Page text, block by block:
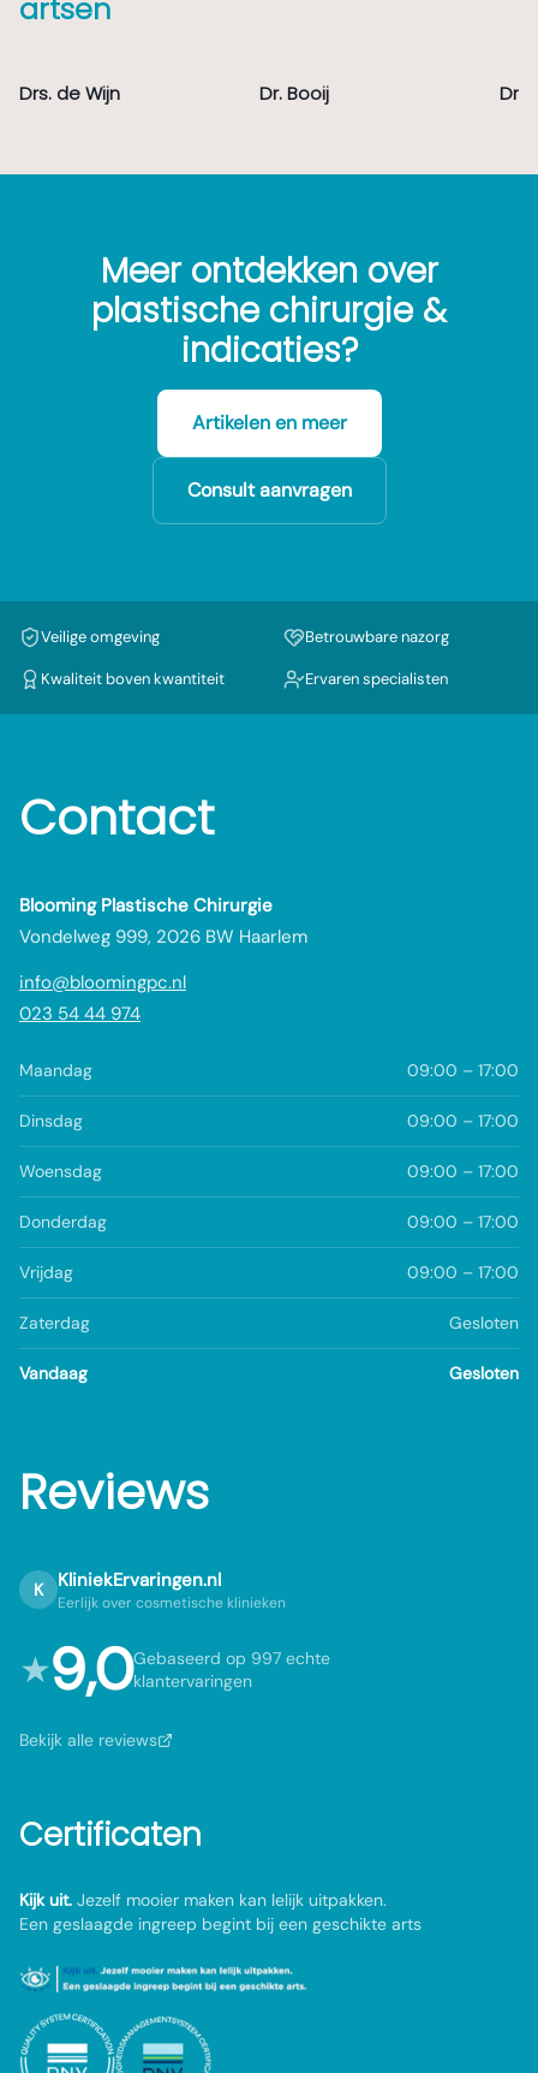
artsen
Drs. de Wijn Dr. Booij
Meer ontdekken over
plastische chirurgie &
indicaties?
Artikelen en meer
Consult aanvragen
Veilige omgeving Betrouwbare nazorg
Kwaliteit boven kwantiteit Ervaren specialisten
Contact
Blooming Plastische Chirurgie
Vondelweg 999, 2026 BW Haarlem
info@bloomingpc.nl
023 54 44 974
Maandag 09:00 – 17:00
Dinsdag 09:00 – 17:00
Woensdag 09:00 – 17:00
Donderdag 09:00 – 17:00
Vrijdag 09:00 – 17:00
Zaterdag Gesloten
Vandaag Gesloten
Reviews
K KliniekErvaringen.nl
Eerlijk over cosmetische klinieken
★9,0Gebaseerd op 997 echte
klantervaringen
Bekijk alle reviews
Certificaten
Kijk uit. Jezelf mooier maken kan lelijk uitpakken.
Een geslaagde ingreep begint bij een geschikte arts